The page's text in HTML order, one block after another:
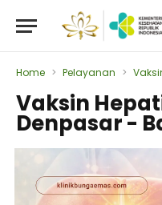
Home > Pelayanan >
Vaksin
Denpasar -